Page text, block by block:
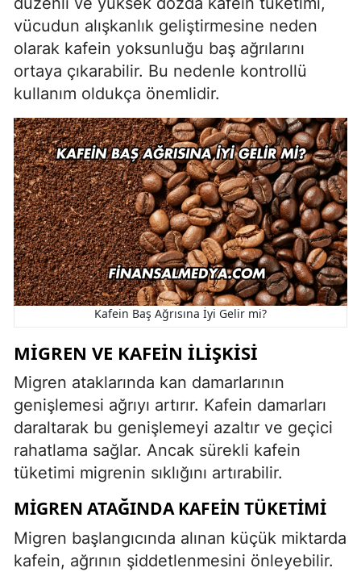
vücudun alışkanlık geliştirmesine neden
olarak kafein yoksunluğu baş ağrılarını
ortaya çıkarabilir. Bu nedenle kontrollü
kullanım oldukça önemlidir.
Kafein Baş Ağrısına İyi Gelir mi?
MIGREN VE KAFEIN İLIŞKISI
Migren ataklarında kan damarlarının
genişlemesi ağrıyı artırır. Kafein damarları
daraltarak bu genişlemeyi azaltır ve geçici
rahatlama sağlar. Ancak sürekli kafein
tüketimi migrenin sıklığını artırabilir.
MIGREN ATAĞINDA KAFEIN TÜKETIMI
Migren başlangıcında alınan küçük miktarda
kafein, ağrının şiddetlenmesini önleyebilir.